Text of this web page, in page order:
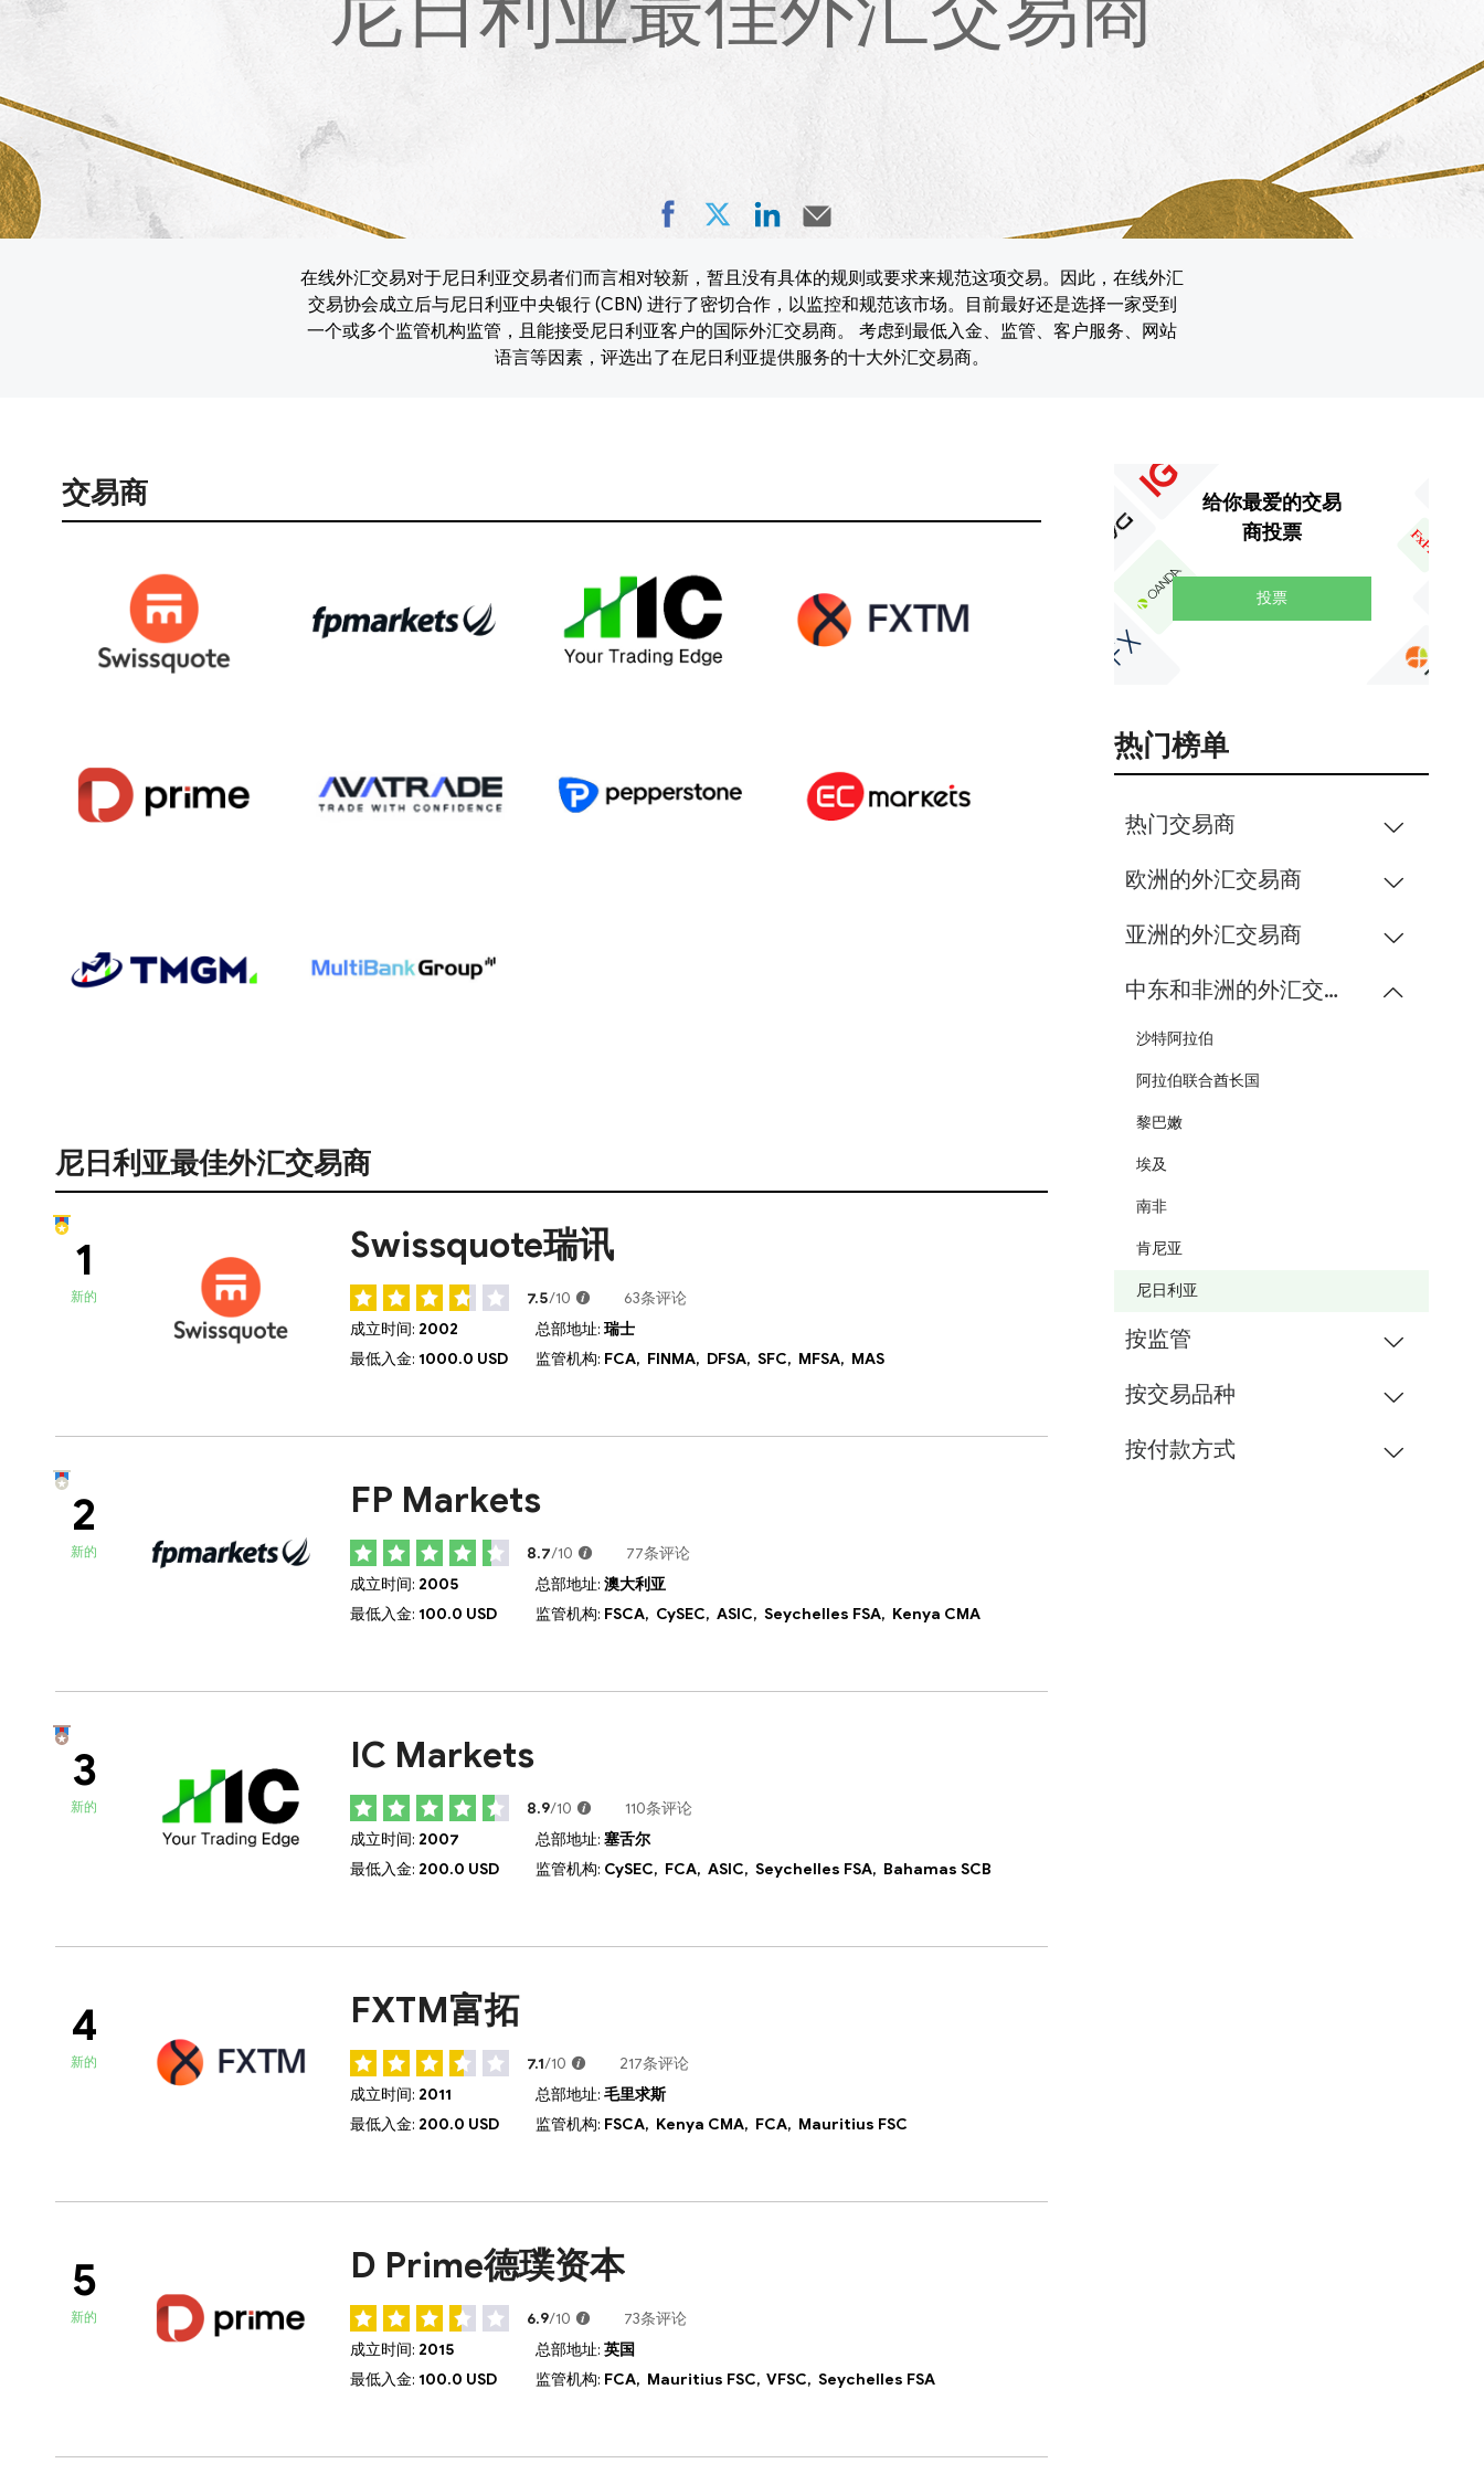
在线外汇交易对于尼日利亚交易者们而言相对较新，暂且没有具体的规则或要求来规范这项交易。因此，在线外汇
交易协会成立后与尼日利亚中央银行 (CBN) 进行了密切合作，以监控和规范该市场。目前最好还是选择一家受到
一个或多个监管机构监管，且能接受尼日利亚客户的国际外汇交易商。 考虑到最低入金、监管、客户服务、网站
语言等因素，评选出了在尼日利亚提供服务的十大外汇交易商。
交易商
尼日利亚最佳外汇交易商
1
新的
Swissquote瑞讯
7.5/10
63条评论
成立时间: 2002
最低入金: 1000.0 USD
总部地址: 瑞士
监管机构: FCA, FINMA, DFSA, SFC, MFSA, MAS
2
新的
FP Markets
8.7/10
77条评论
成立时间: 2005
最低入金: 100.0 USD
总部地址: 澳大利亚
监管机构: FSCA, CySEC, ASIC, Seychelles FSA, Kenya CMA
3
新的
IC Markets
8.9/10
110条评论
成立时间: 2007
最低入金: 200.0 USD
总部地址: 塞舌尔
监管机构: CySEC, FCA, ASIC, Seychelles FSA, Bahamas SCB
4
新的
FXTM富拓
7.1/10
217条评论
成立时间: 2011
最低入金: 200.0 USD
总部地址: 毛里求斯
监管机构: FSCA, Kenya CMA, FCA, Mauritius FSC
5
新的
D Prime德璞资本
6.9/10
73条评论
成立时间: 2015
最低入金: 100.0 USD
总部地址: 英国
监管机构: FCA, Mauritius FSC, VFSC, Seychelles FSA
给你最爱的交易
商投票
投票
热门榜单
热门交易商
欧洲的外汇交易商
亚洲的外汇交易商
中东和非洲的外汇交易商
沙特阿拉伯
阿拉伯联合酋长国
黎巴嫩
埃及
南非
肯尼亚
尼日利亚
按监管
按交易品种
按付款方式